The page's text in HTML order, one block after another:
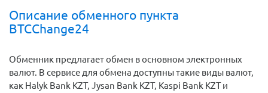
Описание обменного пункта
BTCChange24
Обменник предлагает обмен в основном электронных
валют. В сервисе для обмена доступны такие виды валют,
как Halyk Bank KZT, Jysan Bank KZT, Kaspi Bank KZT и